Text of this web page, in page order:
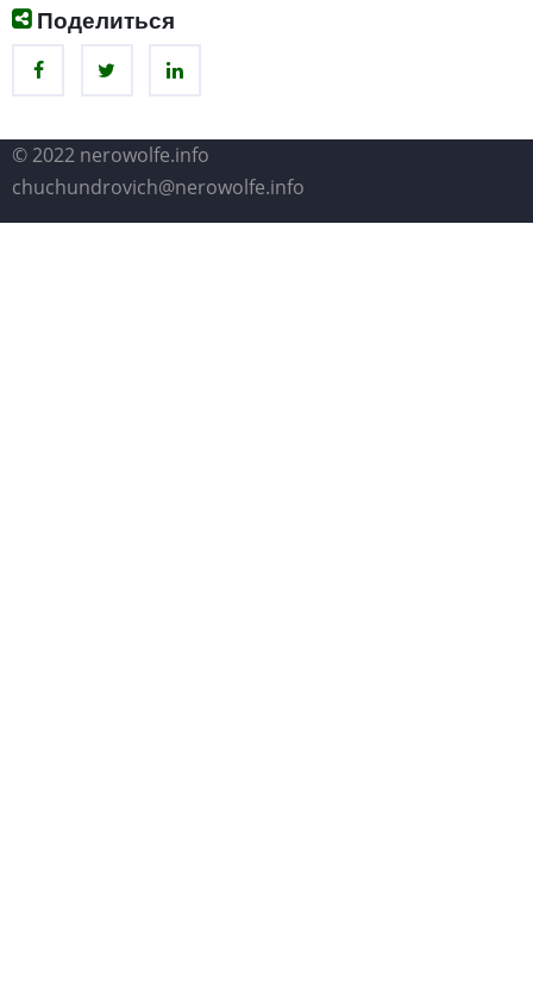
Поделиться
© 2022 nerowolfe.info
chuchundrovich@nerowolfe.info